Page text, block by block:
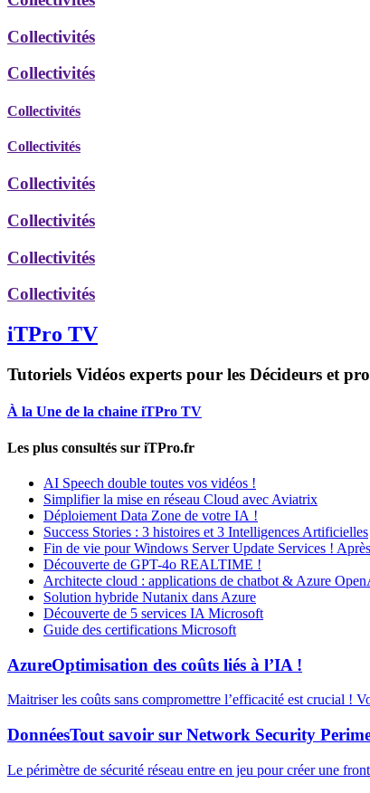
Collectivités
Collectivités
Collectivités
Collectivités
Collectivités
Collectivités
Collectivités
Collectivités
iTPro TV
Tutoriels Vidéos experts pour les Décideurs et
À la Une de la chaine iTPro TV
Les plus consultés sur iTPro.fr
AI Speech double toutes vos vidéos !
Simplifier la mise en réseau Cloud avec Aviatrix
Déploiement Data Zone de votre IA !
Success Stories : 3 histoires et 3 Intelligences Artificielles
Fin de vie pour Windows Server Update Services !
Découverte de GPT-4o REALTIME !
Architecte cloud : applications de chatbot & Azure
Solution hybride Nutanix dans Azure
Découverte de 5 services IA Microsoft
Guide des certifications Microsoft
AzureOptimisation des coûts liés à l’IA !
Maitriser les coûts sans compromettre l’efficacité est crucial !
DonnéesTout savoir sur Network Security
Le périmètre de sécurité réseau entre en jeu pour créer une